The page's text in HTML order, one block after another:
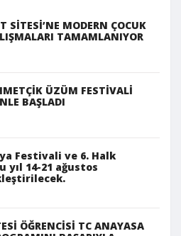
SİTESİ’NE MODERN ÇOCUK
TAMAMLANIYOR
ÜZÜM FESTİVALİ
BAŞLADI
Festivali ve 6. Halk
yıl 14-21 ağustos
ÖĞRENCİSİ TC ANAYASA